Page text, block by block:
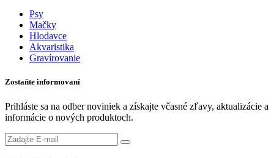
Psy
Mačky
Hlodavce
Akvaristika
Gravírovanie
Zostaňte informovaní
Prihláste sa na odber noviniek a získajte včasné zľavy, aktualizácie a
informácie o nových produktoch.